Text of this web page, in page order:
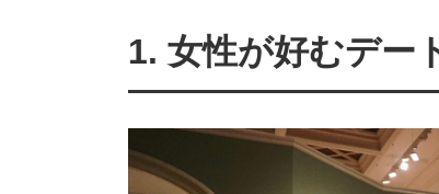
1. 女性が好むデー